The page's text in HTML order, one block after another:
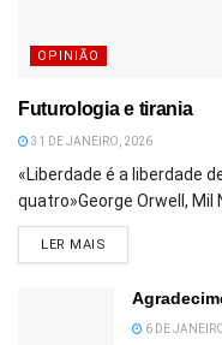
OPINIÃO
Futurologia e tirania
31 DE JANEIRO, 2026
«Liberdade é a liberdade
quatro»George Orwell, Mil
LER MAIS
6 DE